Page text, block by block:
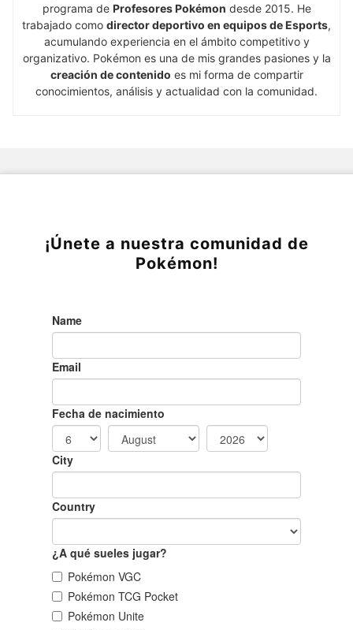
programa de Profesores Pokémon desde 2015. He
trabajado como director deportivo en equipos de Esports,
acumulando experiencia en el ámbito competitivo y
organizativo. Pokémon es una de mis grandes pasiones y la
creación de contenido es mi forma de compartir
conocimientos, análisis y actualidad con la comunidad.
¡Únete a nuestra comunidad de
Pokémon!